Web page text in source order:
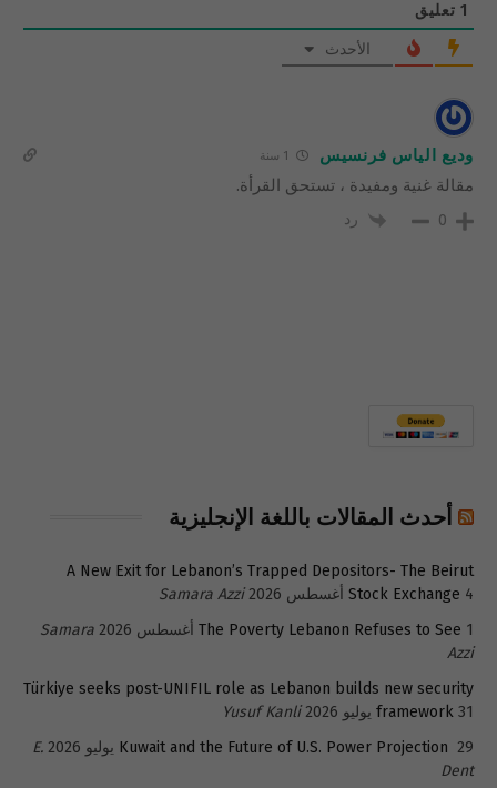
1 تعليق
الأحدث
وديع الياس فرنسيس
مقالة غنية ومفيدة ، تستحق القرأة.
0 رد
أحدث المقالات باللغة الإنجليزية
A New Exit for Lebanon’s Trapped Depositors- The Beirut
Stock Exchange 4 أغسطس 2026
Samara Azzi
The Poverty Lebanon Refuses to See 1 أغسطس 2026
Samara
Azzi
Türkiye seeks post-UNIFIL role as Lebanon builds new security
framework 31 يوليو 2026
Yusuf Kanli
Kuwait and the Future of U.S. Power Projection 29 يوليو 2026
E.
Dent